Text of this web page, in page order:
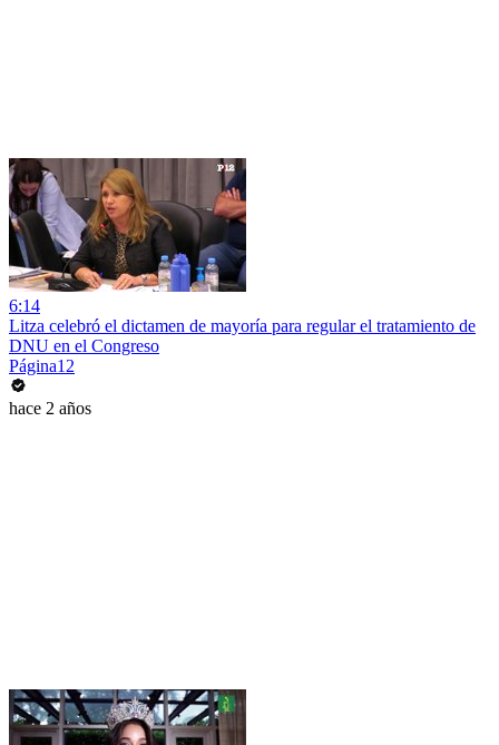
6:14
Litza celebró el dictamen de mayoría para regular el tratamiento de
DNU en el Congreso
Página12
hace 2 años